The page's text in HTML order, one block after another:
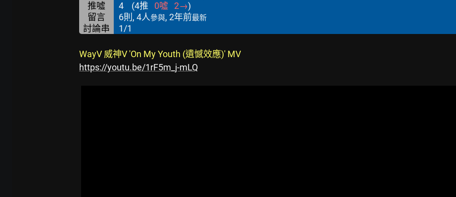
推噓 4 (4推 0噓 2→)
留言
6則, 4人參與, 2年前最新
討論串 1/1
WayV 威神V 'On My Youth (遺憾效應)' MV
https://youtu.be/1rF5m_j-mLQ